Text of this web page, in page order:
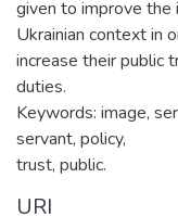
given to improve the
Ukrainian context in
increase their public
duties.
Keywords: image,
servant, policy,
trust, public.
URI